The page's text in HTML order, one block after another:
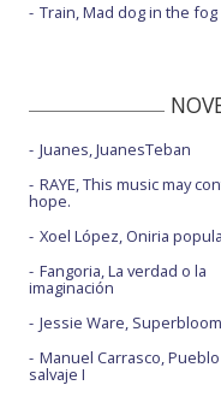
Train, Mad dog in the fog
Juanes, JuanesTeban
RAYE, This music may
hope.
Xoel López, Oniria
Fangoria, La verdad o la
imaginación
Jessie Ware, Superbloom
Manuel Carrasco, Pueblo
salvaje I